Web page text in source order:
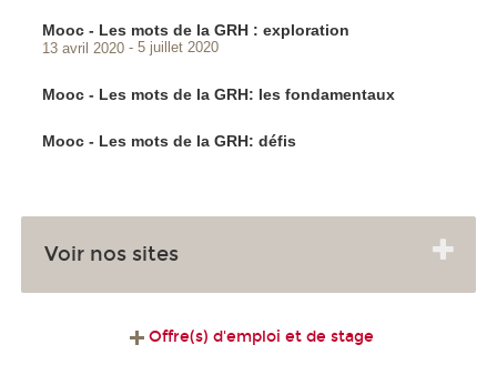
Mooc - Les mots de la GRH : exploration
13 avril 2020 5 juillet 2020
Mooc - Les mots de la GRH: les fondamentaux
Mooc - Les mots de la GRH: défis
Voir nos sites
Offre(s) d'emploi et de stage